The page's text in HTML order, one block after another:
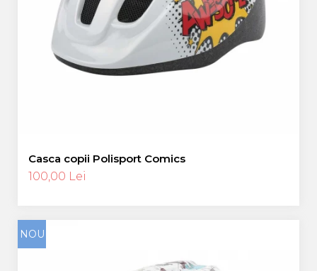
Casca copii Polisport Comics
100,00 Lei
NOU